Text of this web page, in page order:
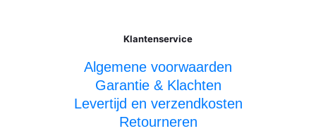
Klantenservice
Algemene voorwaarden
Garantie & Klachten
Levertijd en verzendkosten
Retourneren